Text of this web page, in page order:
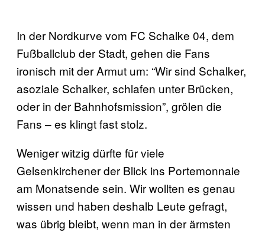
In der Nordkurve vom FC Schalke 04, dem
Fußballclub der Stadt, gehen die Fans
ironisch mit der Armut um: “Wir sind Schalker,
asoziale Schalker, schlafen unter Brücken,
oder in der Bahnhofsmission”, grölen die
Fans – es klingt fast stolz.
Weniger witzig dürfte für viele
Gelsenkirchener der Blick ins Portemonnaie
am Monatsende sein. Wir wollten es genau
wissen und haben deshalb Leute gefragt,
was übrig bleibt, wenn man in der ärmsten